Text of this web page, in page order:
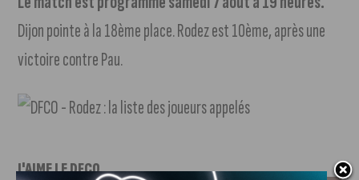
Dijon pointe à la 18ème place. Rodez est 10ème, après une
victoire contre Pau.
J'AIME LE DFCO